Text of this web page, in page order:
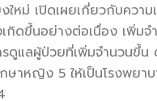
ใหม่ เปิดเผยเกี่ยวกับคว
ดขึ้นอย่างต่อเนื่อง เพิ่ม
รดูแลผู้ป่วยที่เพิ่มจำนวนขึ้
าหญิง 5 ให้เป็นโรงพยา